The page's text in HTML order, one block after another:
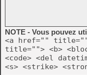
NOTE - Vous pouvez
<a href=""
title=""> <b>
<code> <del
<s> <strike>